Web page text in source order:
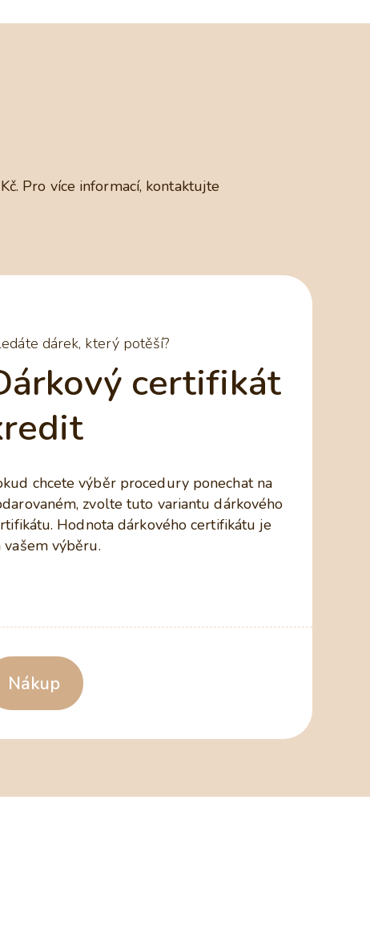
Pro více informací, kontaktujte
dárek, který potěší?
certifikát
chcete výběr procedury ponechat na
zvolte tuto variantu dárkového
Hodnota dárkového certifikátu je
vašem výběru.
Nákup